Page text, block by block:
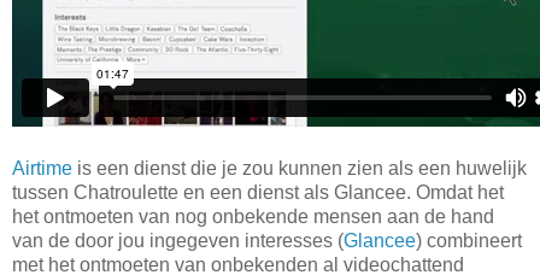
Airtime is een dienst die je zou kunnen zien als een huwelijk
tussen Chatroulette en een dienst als Glancee. Omdat het
het ontmoeten van nog onbekende mensen aan de hand
van de door jou ingegeven interesses (Glancee) combineert
met het ontmoeten van onbekenden al videochattend